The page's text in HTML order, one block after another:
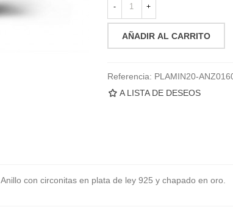
- +
AÑADIR AL CARRITO
Referencia: PLAMIN20-
A LISTA DE DESEOS
Anillo con circonitas en plata de ley 925 y chapado en oro.